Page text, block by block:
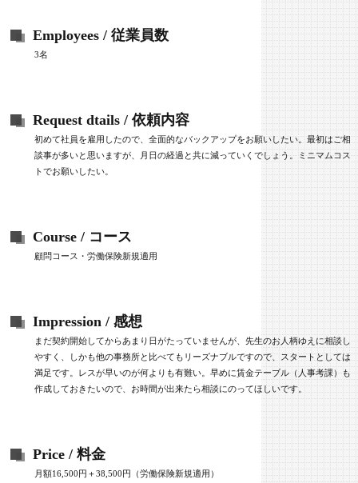
Employees / 従業員数
3名
Request dtails / 依頼内容
初めて社員を雇用したので、全面的なバックアップをお願いしたい。最初はご相
談事が多いと思いますが、月日の経過と共に減っていくでしょう。ミニマムコス
トでお願いしたい。
Course / コース
顧問コース・労働保険新規適用
Impression / 感想
まだ契約開始してからあまり日がたっていませんが、先生のお人柄ゆえに相談し
やすく、しかも他の事務所と比べてもリーズナブルですので、スタートとしては
満足です。レスが早いのが何よりも有難い。早めに賃金テーブル（人事考課）も
作成しておきたいので、お時間が出来たら相談にのってほしいです。
Price / 料金
月額16,500円＋38,500円（労働保険新規適用）